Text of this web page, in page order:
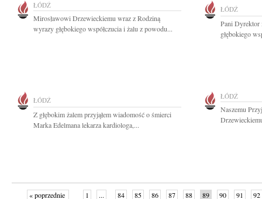
ŁÓDŹ
Mirosławowi Drzewieckiemu wraz z Rodziną
wyrazy głębokiego współczucia i żalu z powodu...
ŁÓDŹ
Pani
głębokiego
ŁÓDŹ
Z głębokim żalem przyjąłem wiadomość o śmierci
Marka Edelmana lekarza kardiologa,...
ŁÓDŹ
Naszemu
« poprzednie 1 ... 84 85 86 87 88 89 90 91 92